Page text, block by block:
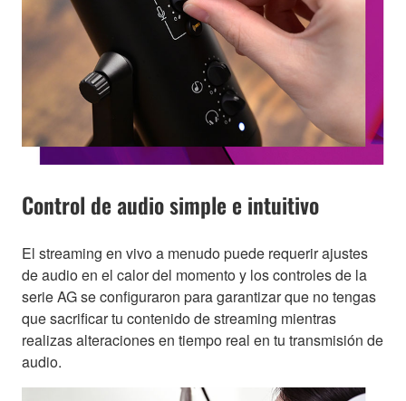
Control de audio simple e intuitivo
El streaming en vivo a menudo puede requerir ajustes
de audio en el calor del momento y los controles de la
serie AG se configuraron para garantizar que no tengas
que sacrificar tu contenido de streaming mientras
realizas alteraciones en tiempo real en tu transmisión de
audio.